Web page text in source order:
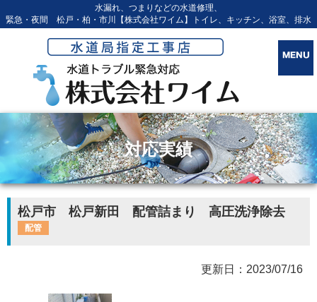
水漏れ、つまりなどの水道修理、
緊急・夜間 松戸・柏・市川【株式会社ワイム】トイレ、キッチン、浴室、排水
対応実績
松戸市 松戸新田 配管詰まり 高圧洗浄除去
配管
更新日：2023/07/16